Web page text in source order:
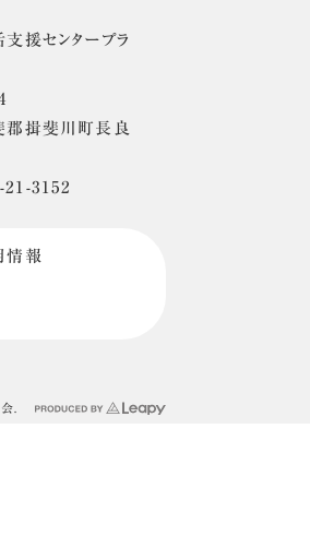
援センタープラ
郡揖斐川町長良
21-3152
情報
.